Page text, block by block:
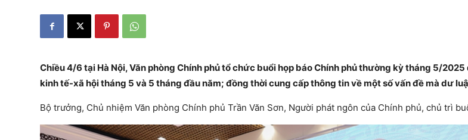
Chiều 4/6 tại Hà Nội, Văn phòng Chính phủ tổ chức buổi họp báo Chính phủ thường kỳ tháng 5/
kinh tế-xã hội tháng 5 và 5 tháng đầu năm; đồng thời cung cấp thông tin về một số vấn đề mà dư
Bộ trưởng, Chủ nhiệm Văn phòng Chính phủ Trần Văn Sơn, Người phát ngôn của Chính phủ, chủ trì